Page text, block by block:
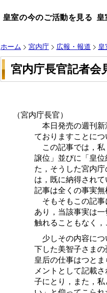
皇室の今のご活動を見る 皇
ホーム 宮内庁 広報・報道 皇
宮内庁長官記者会
（宮内庁長官）
本日発売の週刊新
ておりますことに
この記事では，私
譲位」並びに「皇
た，そうした宮内
は，既に納得され
記事は全くの事実
そもそもこの記事
あり，当該事実は
触れることもなく
少しその内容につ
下した美智子さま
皇后の仕事はつと
メントとして記載
子にとり，また，